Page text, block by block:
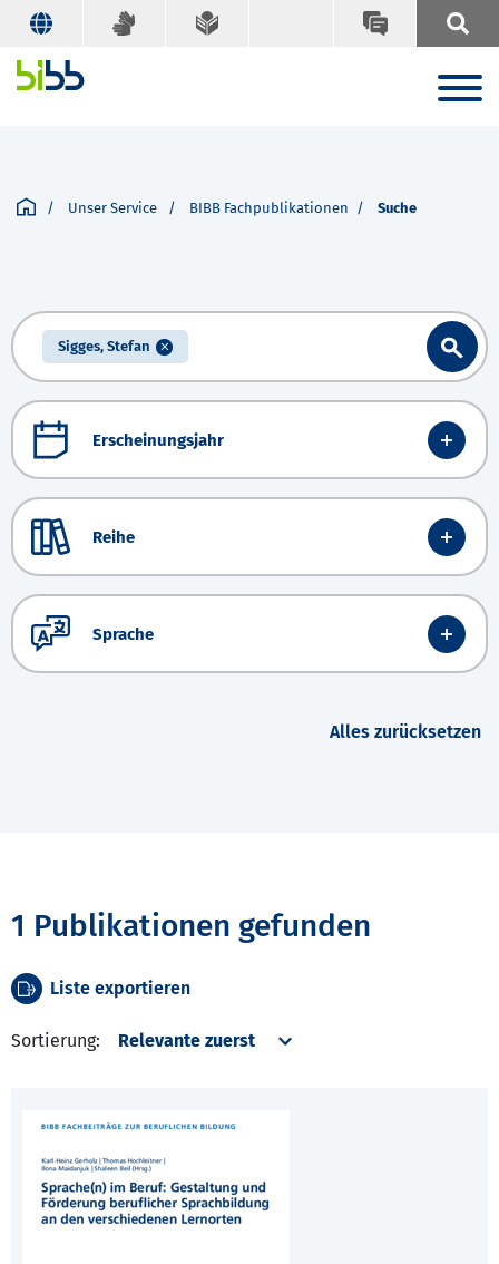
Unser Service BIBB Fachpublikationen Suche
Sigges, Stefan
Erscheinungsjahr
Reihe
Sprache
Alles zurücksetzen
1 Publikationen gefunden
Liste exportieren
Sortierung: